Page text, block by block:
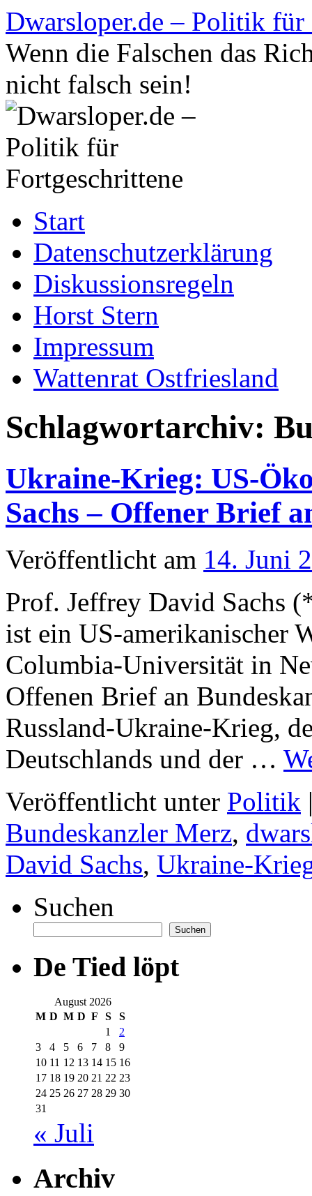
Zum
Inhalt
springen
Dwarsloper.de – Politik für
Wenn die Falschen das
nicht falsch sein!
Start
Datenschutzerklärung
Diskussionsregeln
Horst Stern
Impressum
Wattenrat Ostfriesland
Schlagwortarchiv:
Ukraine-Krieg: US-
Sachs – Offener Brief
Veröffentlicht am 14. Juni
Prof. Jeffrey David Sachs
ist ein US-amerikanischer
Columbia-Universität in
Offenen Brief an
Russland-Ukraine-Krieg,
Deutschlands und der …
Veröffentlicht unter Politik
Bundeskanzler Merz,
David Sachs, Ukraine-
Suchen
Suchen
De Tied löpt
August 2026
M D M D F S
S
1
2
3
4 5 6 7 8
9
10 11 12 13 14 15 16
17 18 19 20 21 22 23
24 25 26 27 28 29 30
31
« Juli
Archiv